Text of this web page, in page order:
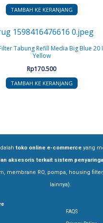
TAMBAH KE KERANJANG
Tabung Refill Media Big Blue 20
Yellow
Rp170.500
TAMBAH KE KERANJANG
toko online e-commerceyang
aksesoris terkait sistem
membrane RO, pompa, housing
lainnya).
FAQS